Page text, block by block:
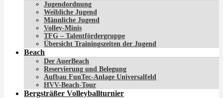
Jugendordnung
Weibliche Jugend
Männliche Jugend
Volley-Minis
TFG – Talentfördergruppe
Übersicht Trainingszeiten der Jugend
Beach
Der AuerBeach
Reservierung und Belegung
Aufbau FunTec-Anlage Universalfeld
HVV-Beach-Tour
Bergsträßer Volleyballturnier